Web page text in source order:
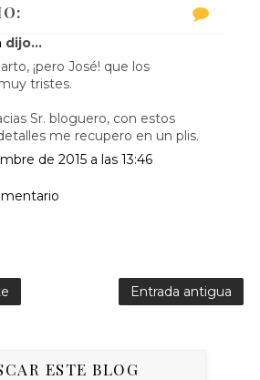
dijo...
¡pero José! que los
tristes.
Sr. bloguero, con estos
me recupero en un plis.
de 2015 a las 13:46
Entrada antigua
ESTE BLOG